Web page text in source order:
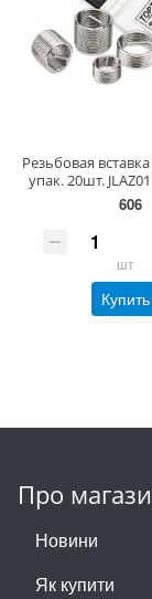
Резьбовая
упак. 20шт.
606
шт
Купить
Про
Новини
Як купити